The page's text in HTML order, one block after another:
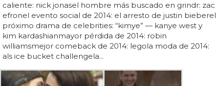
caliente: nick jonasel hombre más buscado en grindr: zac
efronel evento social de 2014: el arresto de justin bieberel
próximo drama de celebrities: “kimye” — kanye west y
kim kardashianmayor pérdida de 2014: robin
williamsmejor comeback de 2014: legola moda de 2014:
als ice bucket challengela...